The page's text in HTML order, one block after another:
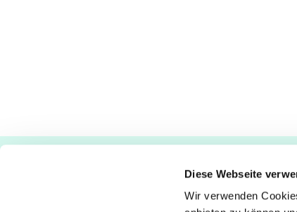
Diese Webseite
Wir verwenden
Ev.-luth. Kirchengemeinde Paderborn
Bastfelder Weg 30 - 33098 Paderborn